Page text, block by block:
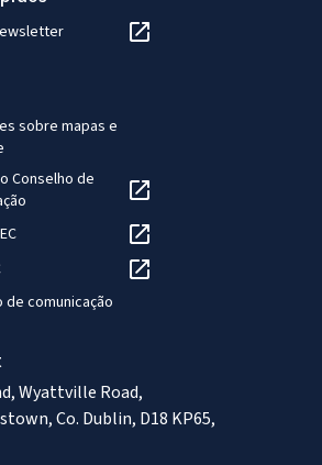
sobre mapas e
Conselho de
de comunicação
Wyattville Road,
Co. Dublin, D18 KP65,